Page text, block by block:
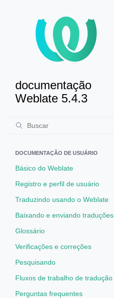
documentação
Weblate 5.4.3
DOCUMENTAÇÃO DE USUÁRIO
Básico do Weblate
Registro e perfil de usuário
Traduzindo usando o Weblate
Baixando e enviando traduções
Glossário
Verificações e correções
Pesquisando
Fluxos de trabalho de tradução
Perguntas frequentes